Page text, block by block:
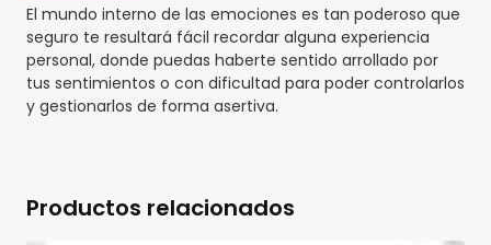
El mundo interno de las emociones es tan poderoso que
seguro te resultará fácil recordar alguna experiencia
personal, donde puedas haberte sentido arrollado por
tus sentimientos o con dificultad para poder controlarlos
y gestionarlos de forma asertiva.
Productos relacionados